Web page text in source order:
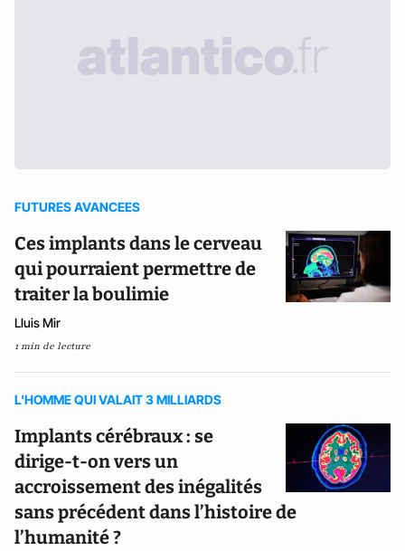
FUTURES AVANCEES
Ces implants dans le cerveau
qui pourraient permettre de
traiter la boulimie
Lluis Mir
1 min de lecture
L'HOMME QUI VALAIT 3 MILLIARDS
Implants cérébraux : se
dirige-t-on vers un
accroissement des inégalités
sans précédent dans l’histoire de
l’humanité ?